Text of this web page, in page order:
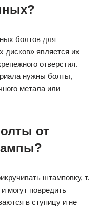
болтов для
дисков» является их
отверстия.
нужны болты,
метала или
от
штамповку, т.
могут повредить
в ступицу и не